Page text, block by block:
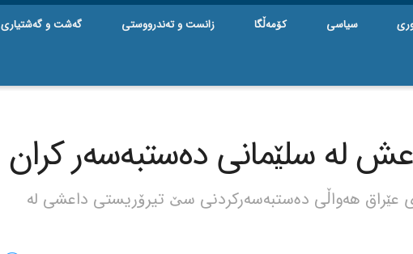
سیاسی کۆمەڵگا زانست و تەندرووستی گه‌شت و گه‌شتیاری
لە سلێمانی دەستبەسەر کران
عێراق هەواڵی دەستبەسەرکردنی سێ تیرۆریستی داعشی لە